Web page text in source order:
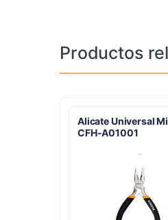
Productos
Alicate Universal
CFH-A01001